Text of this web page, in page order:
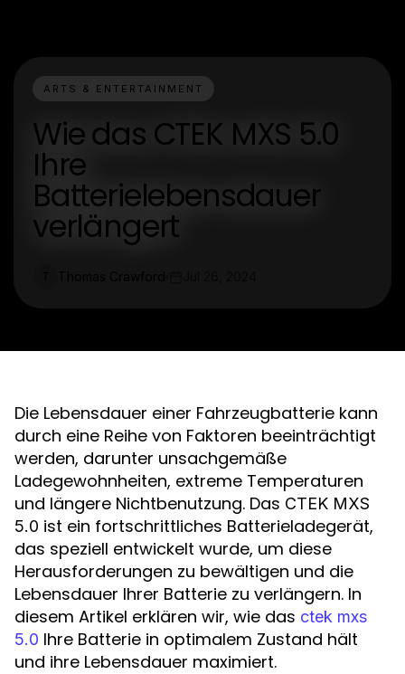
ARTS & ENTERTAINMENT
Wie das CTEK MXS 5.0
Ihre
Batterielebensdauer
verlängert
Die Lebensdauer einer Fahrzeugbatterie kann
durch eine Reihe von Faktoren beeinträchtigt
werden, darunter unsachgemäße
Ladegewohnheiten, extreme Temperaturen
und längere Nichtbenutzung. Das CTEK MXS
5.0 ist ein fortschrittliches Batterieladegerät,
das speziell entwickelt wurde, um diese
Herausforderungen zu bewältigen und die
Lebensdauer Ihrer Batterie zu verlängern. In
diesem Artikel erklären wir, wie das ctek mxs
5.0 Ihre Batterie in optimalem Zustand hält
und ihre Lebensdauer maximiert.